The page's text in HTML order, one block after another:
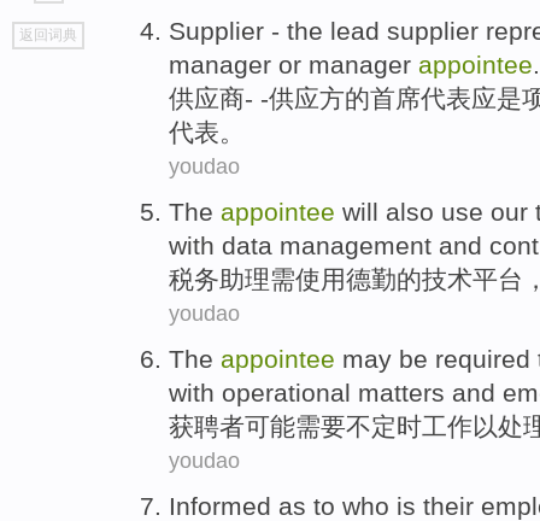
go
top
返回词典 Supplier - the lead supplier
manager or manager appointee.
供应商- -供应方的首席代表应是
代表。
youdao
The appointee will also use our
with data management and
税务助理需使用德勤的技术平台
youdao
The appointee may be required
with operational matters and
获聘者可能需要不定时工作以处
youdao
Informed as to who is their